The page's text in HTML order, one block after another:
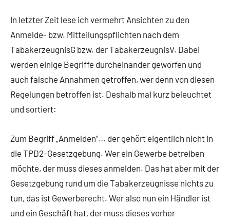
In letzter Zeit lese ich vermehrt Ansichten zu den
Anmelde- bzw. Mitteilungspflichten nach dem
TabakerzeugnisG bzw. der TabakerzeugnisV. Dabei
werden einige Begriffe durcheinander geworfen und
auch falsche Annahmen getroffen, wer denn von diesen
Regelungen betroffen ist. Deshalb mal kurz beleuchtet
und sortiert:
Zum Begriff „Anmelden“… der gehört eigentlich nicht in
die TPD2-Gesetzgebung. Wer ein Gewerbe betreiben
möchte, der muss dieses anmelden. Das hat aber mit der
Gesetzgebung rund um die Tabakerzeugnisse nichts zu
tun, das ist Gewerberecht. Wer also nun ein Händler ist
und ein Geschäft hat, der muss dieses vorher